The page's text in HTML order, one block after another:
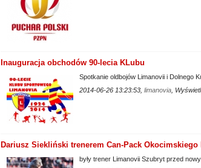
Inauguracja obchodów 90-lecia KLubu
Spotkanie oldbojów Limanovii i Dolnego
2014-06-26 13:23:53, limanovia,
Dariusz Siekliński trenerem Can-Pack Okocimskiego
były trener Limanovii Szubryt przed